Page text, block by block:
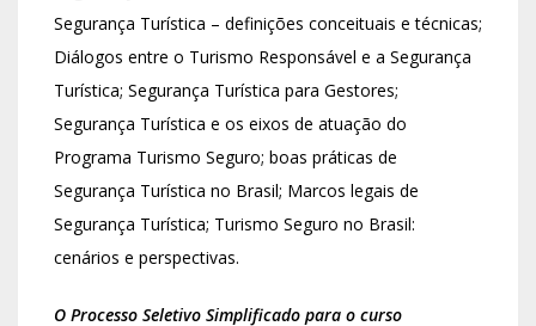
Segurança Turística – definições conceituais e técnicas;
Diálogos entre o Turismo Responsável e a Segurança
Turística; Segurança Turística para Gestores;
Segurança Turística e os eixos de atuação do
Programa Turismo Seguro; boas práticas de
Segurança Turística no Brasil; Marcos legais de
Segurança Turística; Turismo Seguro no Brasil:
cenários e perspectivas.
O Processo Seletivo Simplificado para o curso